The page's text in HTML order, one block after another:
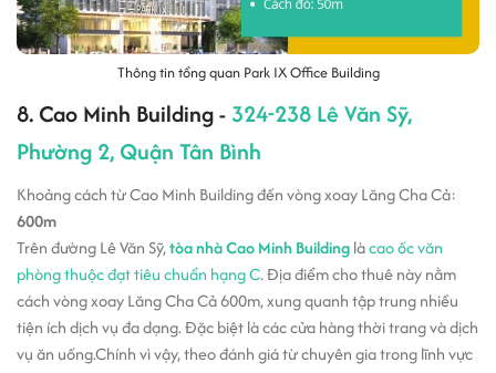
Thông tin tổng quan Park IX Office Building
8. Cao Minh Building - 324-238 Lê Văn Sỹ,
Phường 2, Quận Tân Bình
Khoảng cách từ Cao Minh Building đến vòng xoay Lăng Cha Cả:
600m
Trên đường Lê Văn Sỹ,tòa nhà Cao Minh Buildinglàcao ốc văn
phòng thuộc đạt tiêu chuẩn hạng C. Địa điểm cho thuê này nằm
cách vòng xoay Lăng Cha Cả 600m, xung quanh tập trung nhiều
tiện ích dịch vụ đa dạng. Đặc biệt là các cửa hàng thời trang và dịch
vụ ăn uống.Chính vì vậy, theo đánh giá từ chuyên gia trong lĩnh vực